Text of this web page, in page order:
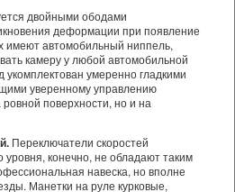
двойными ободами
деформации при появление
имеют автомобильный ниппель,
камеру у любой автомобильной
укомплектован умеренно гладкими
уверенному управлению
поверхности, но и на
Переключатели скоростей
уровня, конечно, не обладают таким
навеска, но вполне
Манетки на руле курковые,